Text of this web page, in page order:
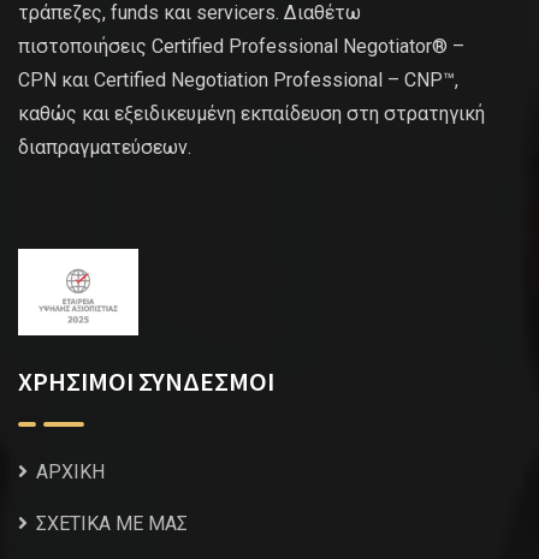
τράπεζες, funds και servicers. Διαθέτω
πιστοποιήσεις Certified Professional Negotiator® –
CPN και Certified Negotiation Professional – CNP™,
καθώς και εξειδικευμένη εκπαίδευση στη στρατηγική
διαπραγματεύσεων.
ΧΡΗΣΙΜΟΙ ΣΥΝΔΕΣΜΟΙ
ΑΡΧΙΚΗ
ΣΧΕΤΙΚΑ ΜΕ ΜΑΣ